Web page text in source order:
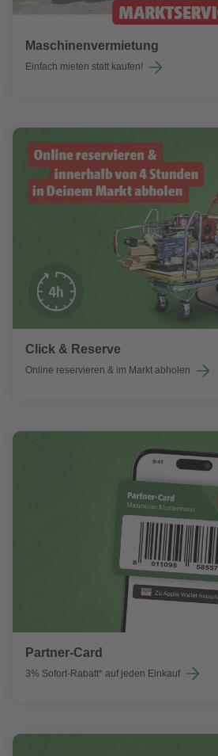
Maschinenvermietung
Einfach mieten statt kaufen!
Click & Reserve
Online reservieren & im Markt abholen
Partner-Card
3% Sofort-Rabatt* auf jeden Einkauf